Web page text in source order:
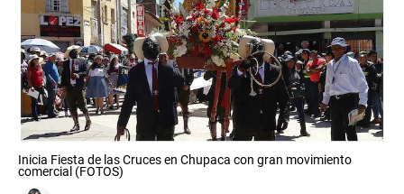
Inicia Fiesta de las Cruces en Chupaca con gran movimiento
comercial (FOTOS)